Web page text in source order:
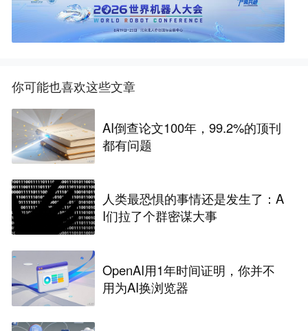
你可能也喜欢这些文章
AI倒查论文100年，99.2%的顶刊
都有问题
人类最恐惧的事情还是发生了：A
I们拉了个群密谋大事
OpenAI用1年时间证明，你并不
用为AI换浏览器